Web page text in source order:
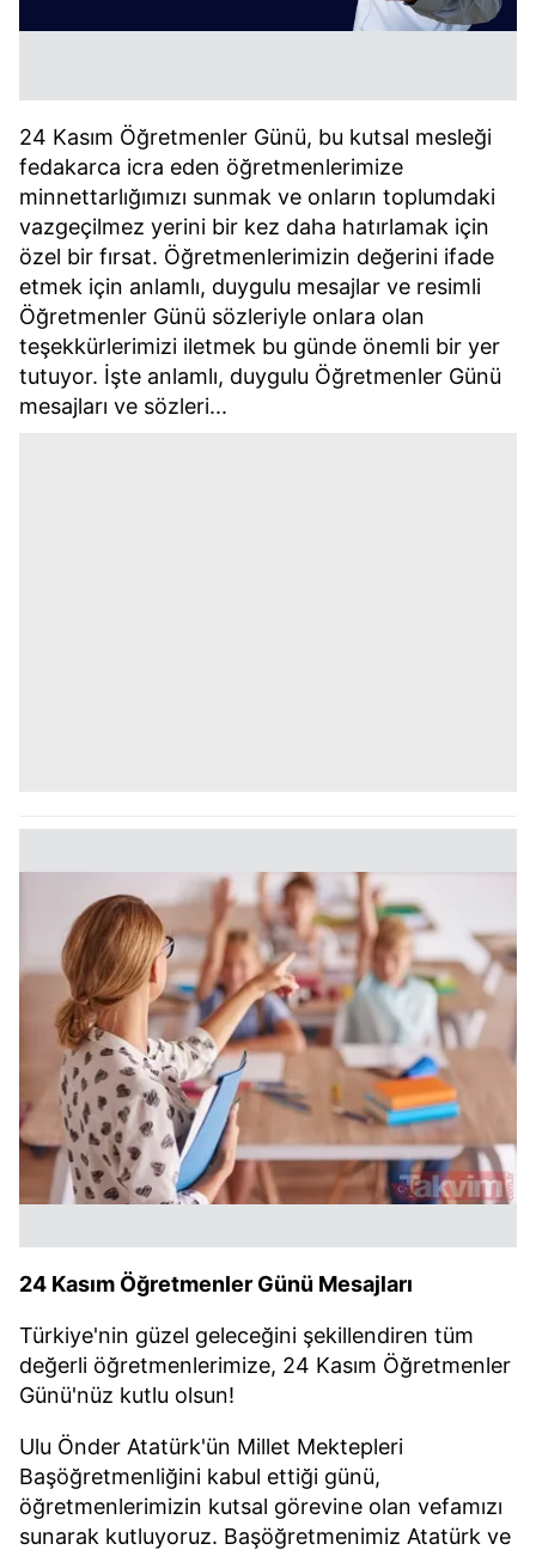
24 Kasım Öğretmenler Günü, bu kutsal mesleği
fedakarca icra eden öğretmenlerimize
minnettarlığımızı sunmak ve onların toplumdaki
vazgeçilmez yerini bir kez daha hatırlamak için
özel bir fırsat. Öğretmenlerimizin değerini ifade
etmek için anlamlı, duygulu mesajlar ve resimli
Öğretmenler Günü sözleriyle onlara olan
teşekkürlerimizi iletmek bu günde önemli bir yer
tutuyor. İşte anlamlı, duygulu Öğretmenler Günü
mesajları ve sözleri...
24 Kasım Öğretmenler Günü Mesajları
Türkiye'nin güzel geleceğini şekillendiren tüm
değerli öğretmenlerimize, 24 Kasım Öğretmenler
Günü'nüz kutlu olsun!
Ulu Önder Atatürk'ün Millet Mektepleri
Başöğretmenliğini kabul ettiği günü,
öğretmenlerimizin kutsal görevine olan vefamızı
sunarak kutluyoruz. Başöğretmenimiz Atatürk ve